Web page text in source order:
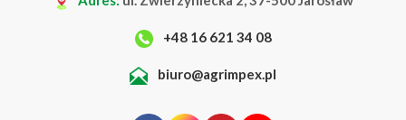
+48 16 621 34 08
biuro@agrimpex.pl